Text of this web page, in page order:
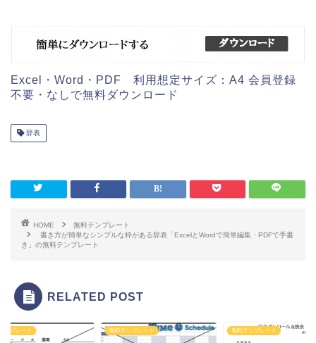
Excel・Word・PDF 利用想定サイズ：A4 会員登録
不要・なしで無料ダウンロード
辞表
HOME
無料テンプレート
書き方が簡単なシンプルな枠がある辞表「ExcelとWordで簡単編集・PDFで手書
き」の無料テンプレート
RELATED POST
ンプレート 無料テンプレート 無料テンプレート